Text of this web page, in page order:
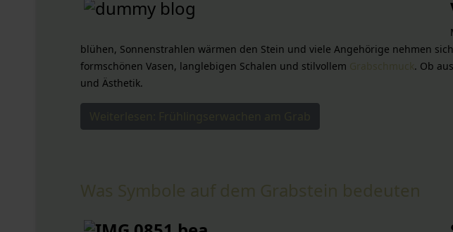
blühen, Sonnenstrahlen wärmen den Stein und viele Angehörige nehmen
formschönen Vasen, langlebigen Schalen und stilvollem Grabschmuck. Ob
und Ästhetik.
Was Symbole auf dem Grabstein bedeuten